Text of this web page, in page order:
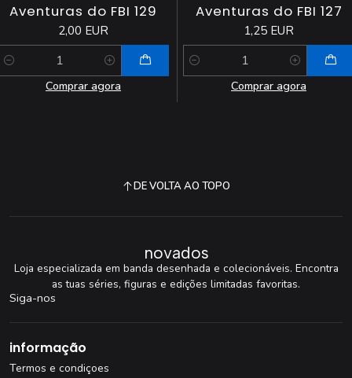
Aventuras do FBI 129
2,00 EUR
Comprar agora
Aventuras do FBI 127
1,25 EUR
Quantidade
Comprar agora
DE VOLTA AO TOPO
novados
Loja especializada em banda desenhada e colecionáveis. Encontra
as tuas séries, figuras e edições limitadas favoritas.
Siga-nos
informação
Termos e condiçoes